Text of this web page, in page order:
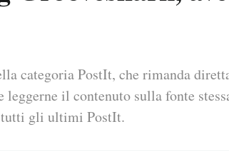
categoria PostIt, che rimanda
leggerne il contenuto sulla fonte
tutti gli ultimi PostIt.